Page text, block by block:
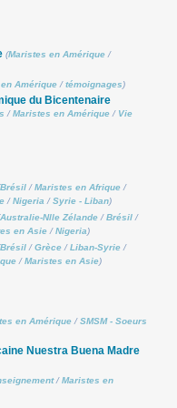
(Maristes en Amérique /
Amérique /témoignages)
du Bicentenaire
/Maristes en Amérique / Vie
Brésil /Maristes en Afrique /
/Nigeria /Syrie - Liban)
Australie-Nlle Zélande /Brésil /
en Asie /Nigeria)
Brésil /Grèce /Liban-Syrie /
/Maristes en Asie)
en Amérique /SMSM - Soeurs
Nuestra Buena Madre
/Maristes en